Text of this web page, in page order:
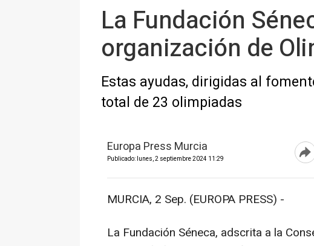
La Fundación
organización de
Estas ayudas, dirigidas al
total de 23 olimpiadas
Europa Press Murcia
Publicado: lunes, 2 septiembre 2024 11:29
MURCIA, 2 Sep. (EUROPA PRESS) -
La Fundación Séneca, adscrita a la